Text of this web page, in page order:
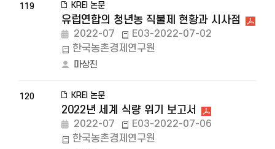
119 KREI 논문
유럽연합의 청년농 직불제 현황과 시사점
2022-07
E03-2022-07-02
한국농촌경제연구원
마상진
120 KREI 논문
2022년 세계 식량 위기 보고서
2022-07
E03-2022-07-06
한국농촌경제연구원